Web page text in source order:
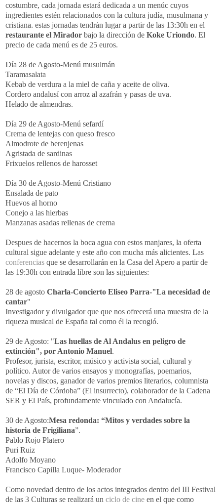
costumbre, cada jornada estará dedicada a un menúc cuyos
ingredientes estén relacionados con la cultura judía, musulmana y
cristiana. estas jornadas tendrán lugar a partir de las 13:30h en el
restaurante el Mirador bajo la dirección de Koke Uriondo. El
precio de cada menú es de 25 euros.
Día 28 de Agosto-Menú musulmán
Taramasalata
Kebab de verdura a la miel de caña y aceite de oliva.
Cordero andalusí con arroz al azafrán y pasas de uva.
Helado de almendras.
Día 29 de Agosto-Menú sefardí
Crema de lentejas con queso fresco
Almodrote de berenjenas
Agristada de sardinas
Frixuelos rellenos de harosset
Día 30 de Agosto-Menú Cristiano
Ensalada de pato
Huevos al horno
Conejo a las hierbas
Manzanas asadas rellenas de crema
Despues de hacernos la boca agua con estos manjares, la oferta
cultural sigue adelante y este año con mucha más alicientes. Las
conferencias que se desarrollarán en la Casa del Apero a partir de
las 19:30h con entrada libre son las siguientes:
28 de agosto Charla-Concierto Eliseo Parra-"La necesidad de
cantar"
Investigador y divulgador que que nos ofrecerá una muestra de la
riqueza musical de España tal como él la recogió.
29 de Agosto: "Las huellas de Al Andalus en peligro de
extinción", por Antonio Manuel.
Profesor, jurista, escritor, músico y activista social, cultural y
político. Autor de varios ensayos y monografías, poemarios,
novelas y discos, ganador de varios premios literarios, columnista
de “El Día de Córdoba” (El insurrecto), colaborador de la Cadena
SER y El País, profundamente vinculado con Andalucía.
30 de Agosto:Mesa redonda: “Mitos y verdades sobre la
historia de Frigiliana”.
Pablo Rojo Platero
Puri Ruiz
Adolfo Moyano
Francisco Capilla Luque- Moderador
Como novedad dentro de los actos integrados dentro del III Festival
de las 3 Culturas se realizará un ciclo de cine en el que como